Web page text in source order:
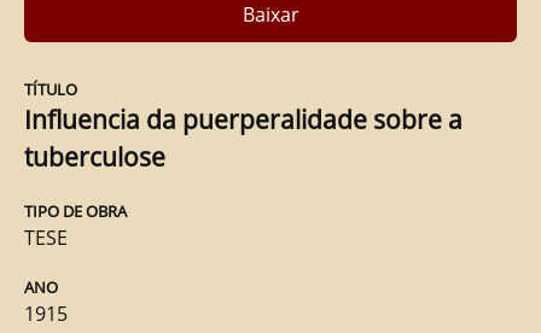
Baixar
TÍTULO
Influencia da puerperalidade sobre a
tuberculose
TIPO DE OBRA
TESE
ANO
1915